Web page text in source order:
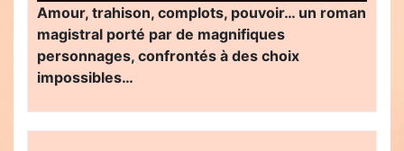
Amour, trahison, complots, pouvoir… un roman
magistral porté par de magnifiques
personnages, confrontés à des choix
impossibles…